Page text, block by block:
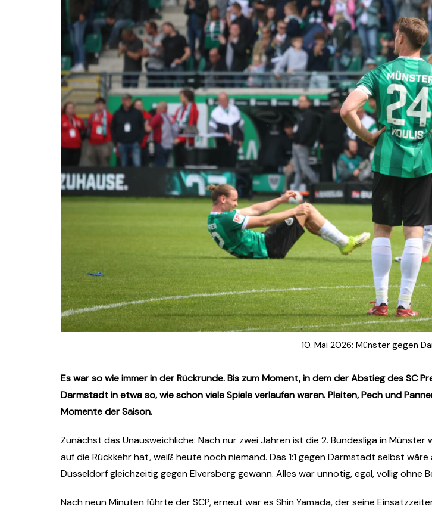
10. Mai 2026: Münster gegen
Es war so wie immer in der Rückrunde. Bis zum Moment, in dem der Abstieg des SC
Darmstadt in etwa so, wie schon viele Spiele verlaufen waren. Pleiten, Pech und
Momente der Saison.
Zunächst das Unausweichliche: Nach nur zwei Jahren ist die 2. Bundesliga in
auf die Rückkehr hat, weiß heute noch niemand. Das 1:1 gegen Darmstadt selbst
Düsseldorf gleichzeitig gegen Elversberg gewann. Alles war unnötig, egal, völlig ohne
Nach neun Minuten führte der SCP, erneut war es Shin Yamada, der seine